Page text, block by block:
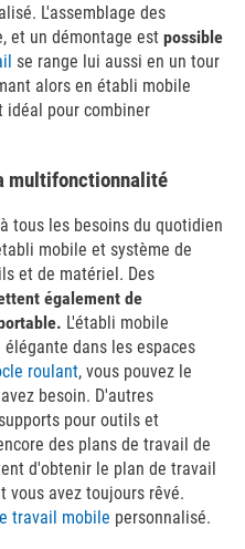
L'assemblage des
et un démontage est possible
se range lui aussi en un tour
alors en établi mobile
idéal pour combiner
multifonctionnalité
tous les besoins du quotidien
mobile et système de
et de matériel. Des
également de
L'établi mobile
dans les espaces
roulant, vous pouvez le
besoin. D'autres
pour outils et
des plans de travail de
d'obtenir le plan de travail
vous avez toujours rêvé.
travail mobile personnalisé.